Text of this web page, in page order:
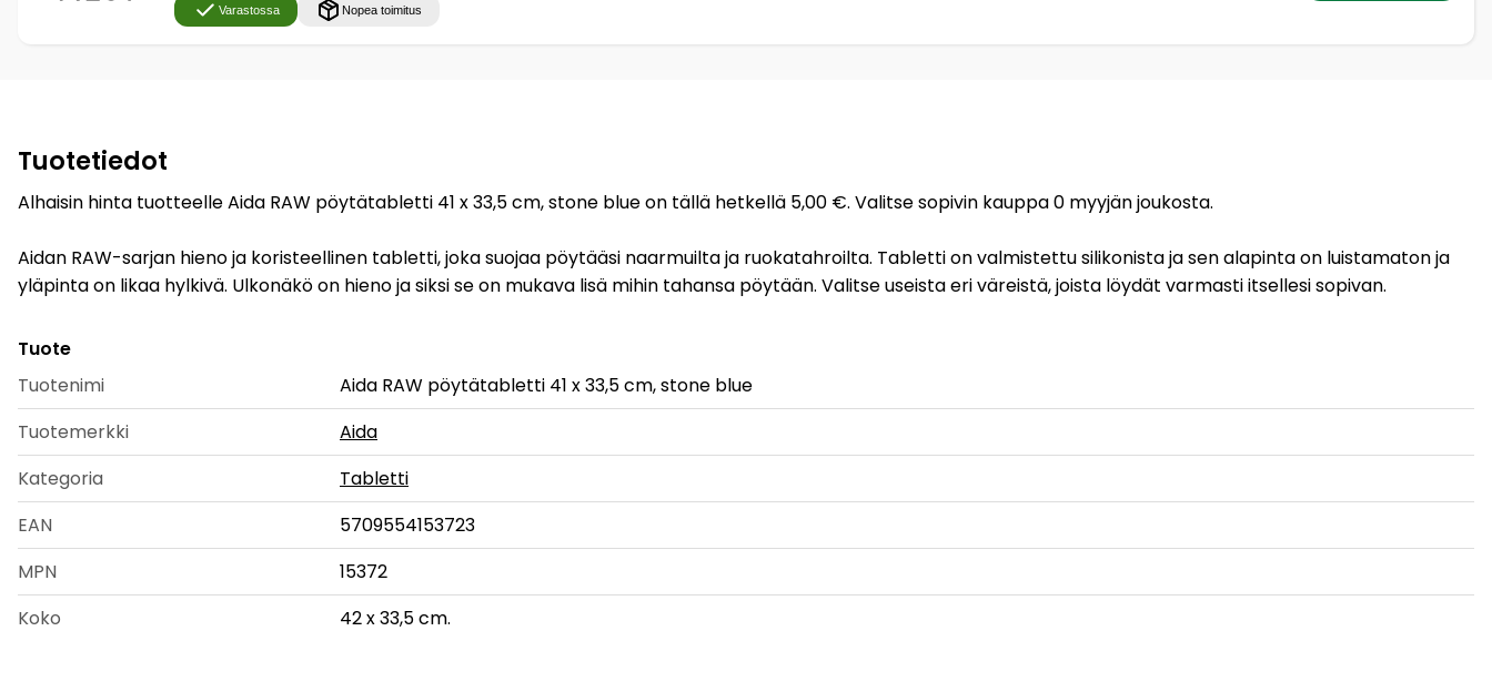
Varastossa Nopea toimitus
Tuotetiedot
Alhaisin hinta tuotteelle Aida RAW pöytätabletti 41 x 33,5 cm, stone blue on tällä hetkellä 5,00 €. Valitse sopivin kauppa 0 myyjän joukosta.
Aidan RAW-sarjan hieno ja koristeellinen tabletti, joka suojaa pöytääsi naarmuilta ja ruokatahroilta. Tabletti on valmistettu silikonista ja sen alapinta on luistamaton ja
yläpinta on likaa hylkivä. Ulkonäkö on hieno ja siksi se on mukava lisä mihin tahansa pöytään. Valitse useista eri väreistä, joista löydät varmasti itsellesi sopivan.
Tuote
Tuotenimi
Aida RAW pöytätabletti 41 x 33,5 cm, stone blue
Tuotemerkki
Aida
Kategoria
Tabletti
EAN
5709554153723
MPN
15372
Koko
42 x 33,5 cm.